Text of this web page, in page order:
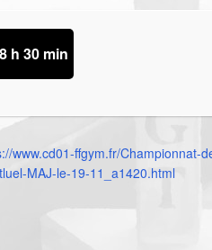
8 h 30 min
www.cd01-ffgym.fr/Championnat-
MAJ-le-19-11_a1420.html